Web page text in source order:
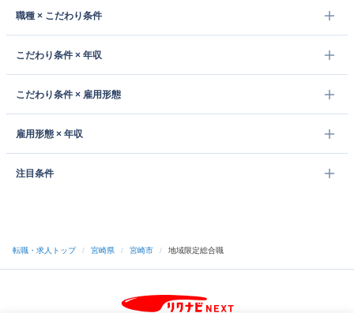
職種 × こだわり条件
こだわり条件 × 年収
こだわり条件 × 雇用形態
雇用形態 × 年収
注目条件
転職・求人トップ / 宮崎県 / 宮崎市 / 地域限定総合職